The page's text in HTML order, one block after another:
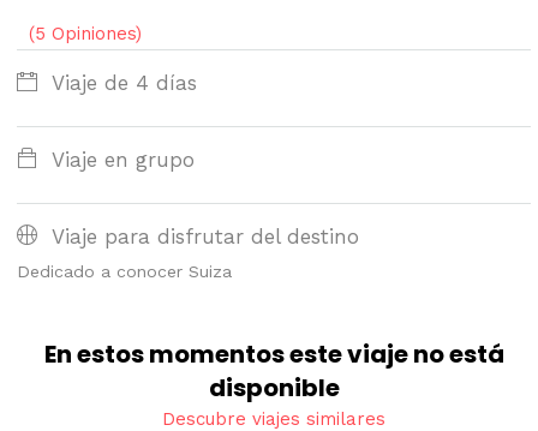
(5 Opiniones)
Viaje de 4 días
Viaje en grupo
Viaje para disfrutar del destino
Dedicado a conocer Suiza
En estos momentos este viaje no está
disponible
Descubre viajes similares